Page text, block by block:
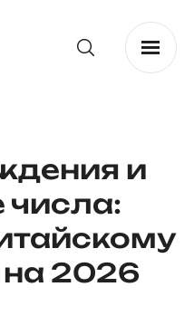
и
числа:
2026